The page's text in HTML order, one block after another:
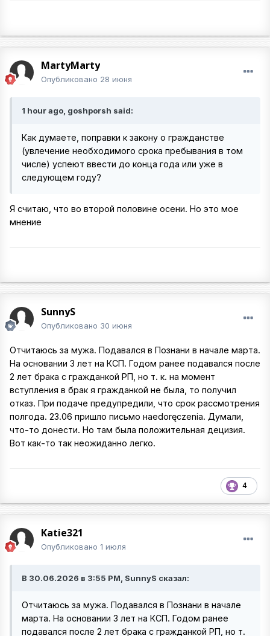
MartyMarty
Опубликовано 28 июня
1 hour ago, goshporsh said:
Как думаете, поправки к закону о гражданстве
(увлечение необходимого срока пребывания в том
числе) успеют ввести до конца года или уже в
следующем году?
Я считаю, что во второй половине осени. Но это мое
мнение
SunnyS
Опубликовано 30 июня
Отчитаюсь за мужа. Подавался в Познани в начале марта.
На основании 3 лет на КСП. Годом ранее подавался после
2 лет брака с гражданкой РП, но т. к. на момент
вступления в брак я гражданкой не была, то получил
отказ. При подаче предупредили, что срок рассмотрения
полгода. 23.06 пришло письмо наedoręczenia. Думали,
что-то донести. Но там была положительная децизия.
Вот как-то так неожиданно легко.
4
Katie321
Опубликовано 1 июля
В 30.06.2026 в 3:55 PM, SunnyS сказал:
Отчитаюсь за мужа. Подавался в Познани в начале
марта. На основании 3 лет на КСП. Годом ранее
подавался после 2 лет брака с гражданкой РП, но т.